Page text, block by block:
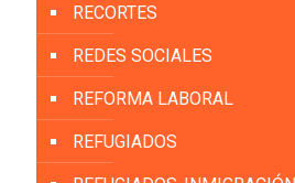
RECORTES
REDES SOCIALES
REFORMA LABORAL
REFUGIADOS